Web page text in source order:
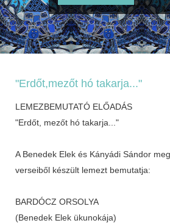
"Erdőt,mezőt hó takarja..."
LEMEZBEMUTATÓ ELŐADÁS
"Erdőt, mezőt hó takarja..."
A Benedek Elek és Kányádi Sándor
verseiből készült lemezt bemutatja:
BARDÓCZ ORSOLYA
(Benedek Elek ükunokája)